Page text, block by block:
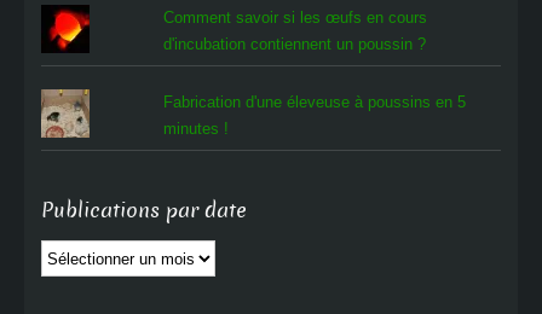
Comment savoir si les œufs en cours
d'incubation contiennent un poussin ?
Fabrication d'une éleveuse à poussins en 5
minutes !
Publications par date
Publications
par